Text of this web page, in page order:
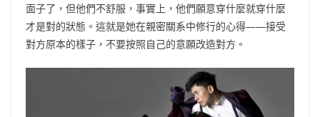
面子了，但他們不舒服，事實上，他們願意穿什麼就穿什麼
才是對的狀態。這就是她在親密關系中修行的心得——接受
對方原本的樣子，不要按照自己的意願改造對方。